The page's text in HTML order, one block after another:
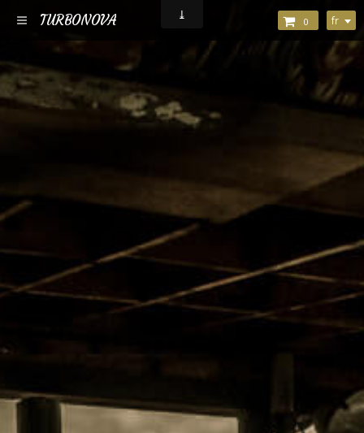
TURBONOVA 0 fr